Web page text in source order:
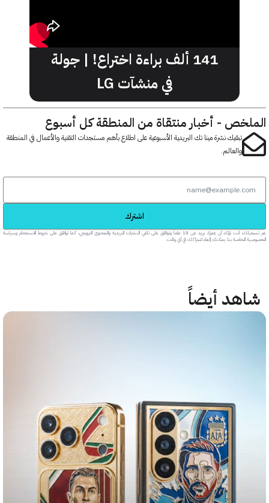
141 ألف براءة اختراع! | جولة
في منشآت LG
- أخبار منتقاة من المنطقة كل أسبوع
تبقيك نشرة مينا تك البريدية الأسبوعية على اطلاع بأهم مستجدات التقنية والأعمال في المنطقة
والعالم.
عبر تسجيلك، أنت تؤكد أن عمرك يزيد عن 18 عاماً وتوافق على تلقي النشرات البريدية والمحتوى الترويجي، كما توافق على شروط الاستخدام وسياسة
بنا. يمكنك إلغاء اشتراكك في أي وقت.
أيضاً